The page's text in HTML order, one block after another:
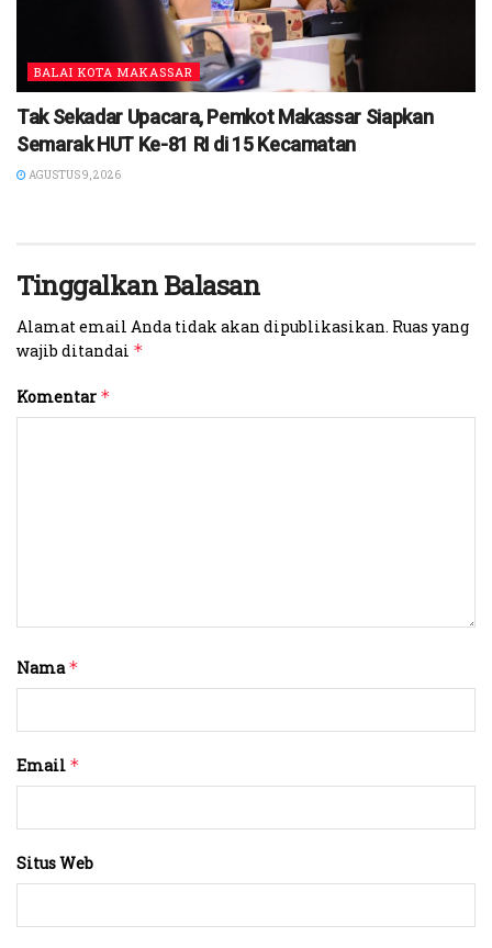
BALAI KOTA MAKASSAR
Tak Sekadar Upacara, Pemkot Makassar Siapkan
Semarak HUT Ke-81 RI di 15 Kecamatan
AGUSTUS 9, 2026
Tinggalkan Balasan
Alamat email Anda tidak akan dipublikasikan. Ruas yang
wajib ditandai *
Komentar *
Nama*
Email *
Situs Web